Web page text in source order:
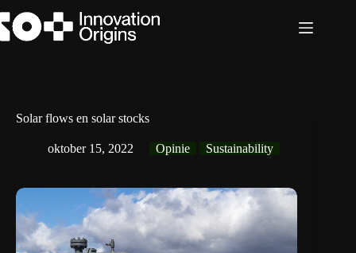
naar
de
Solar flows en solar stocks
oktober 15, 2022 Opinie Sustainability